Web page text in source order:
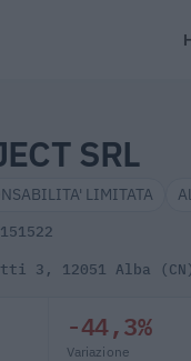
SRL
LIMITATA
3, 12051 Alba (CN)
-44,3%
Variazione